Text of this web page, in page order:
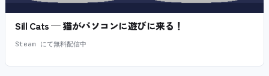
Sill Cats — 猫がパソコンに遊びに来る！
Steam にて無料配信中